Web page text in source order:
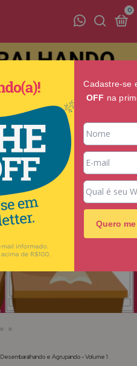
0
Desembaralhando e Agrupando - Volume 1
Cadastre-se
OFF na
Quero